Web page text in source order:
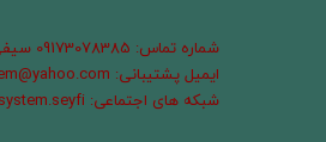
شماره تماس: 09173078385 سیفی
ایمیل پشتیبانی: radicalsystem@yahoo.com
شبکه های اجتماعی: radicalsystem.seyfi